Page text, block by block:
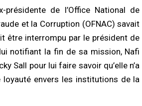
présidente de l’Office National de
et la Corruption (OFNAC) savait
être interrompu par le président de
notifiant la fin de sa mission, Nafi
Sall pour lui faire savoir qu’elle n’a
envers les institutions de la